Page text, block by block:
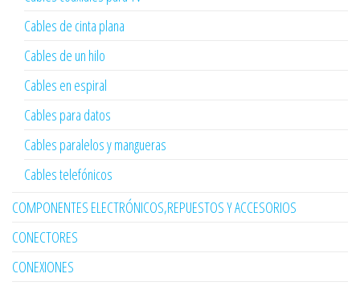
Cables de cinta plana
Cables de un hilo
Cables en espiral
Cables para datos
Cables paralelos y mangueras
Cables telefónicos
COMPONENTES ELECTRÓNICOS,REPUESTOS Y ACCESORIOS
CONECTORES
CONEXIONES